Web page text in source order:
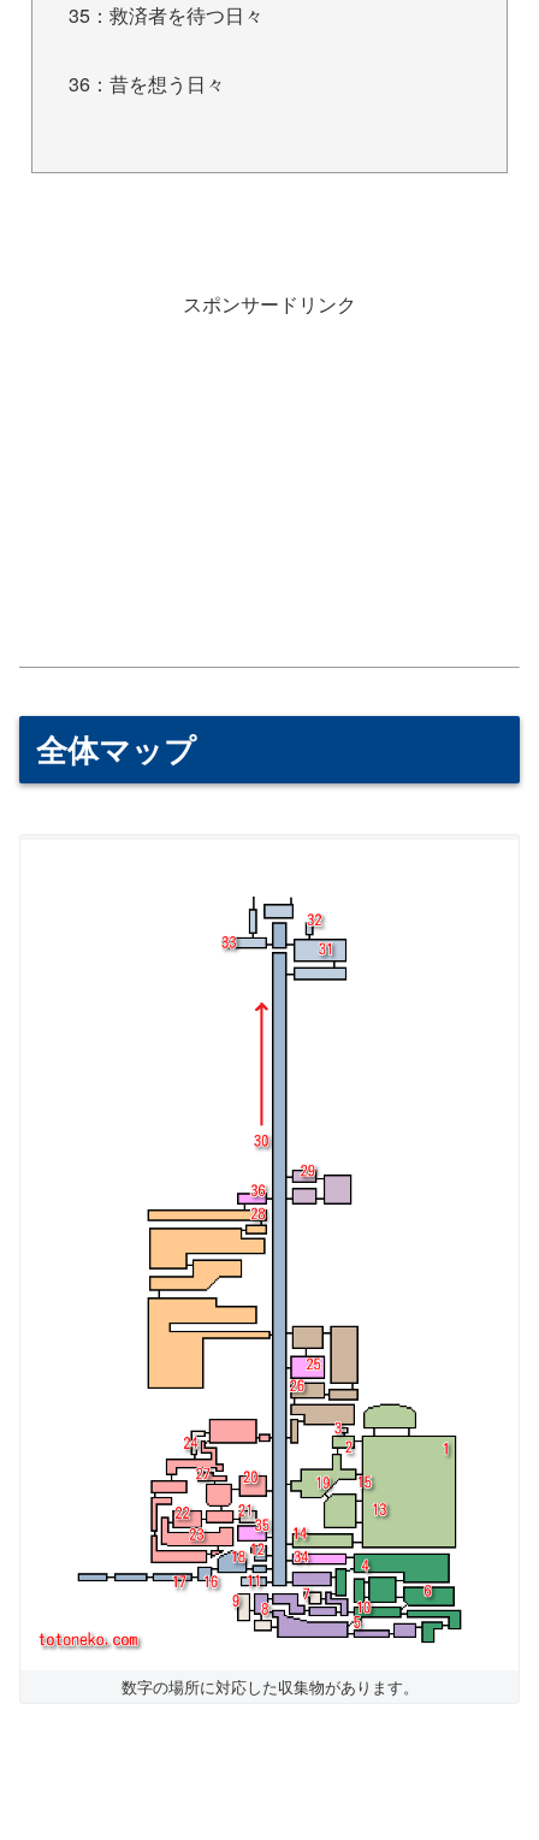
35：救済者を待つ日々
36：昔を想う日々
スポンサードリンク
全体マップ
数字の場所に対応した収集物があります。